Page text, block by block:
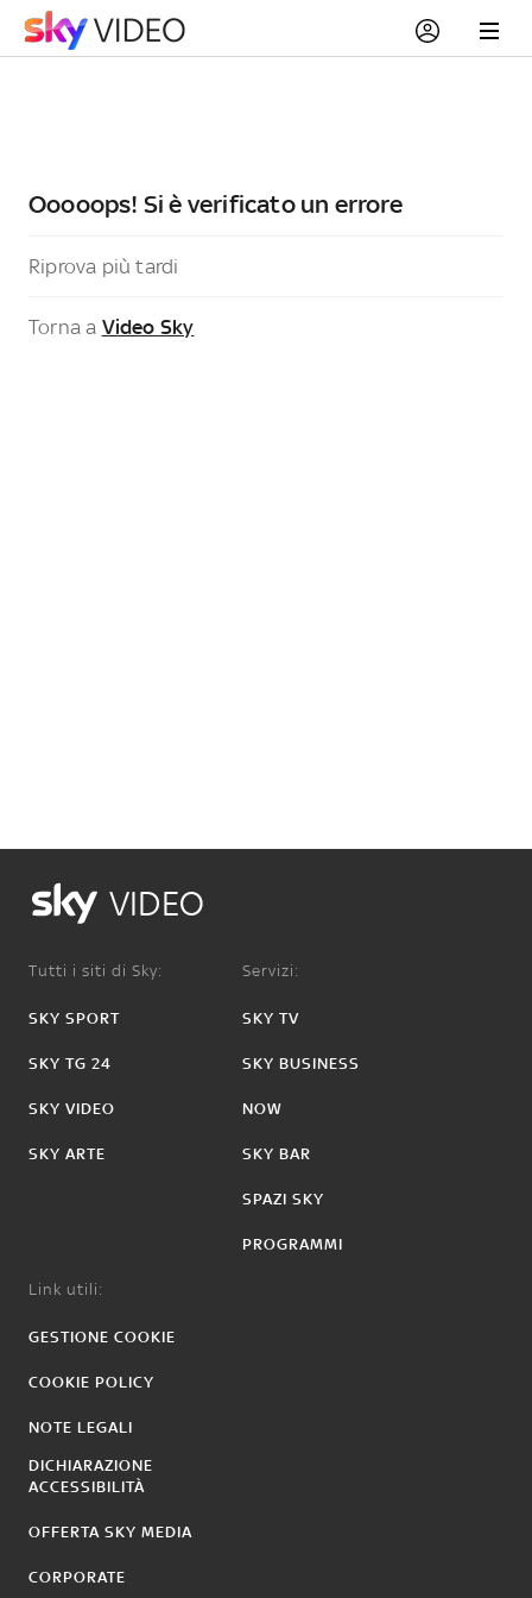
Ooooops! Si è verificato un errore
Riprova più tardi
Torna a Video Sky
VIDEO
Tutti i siti di Sky:
SKY SPORT
SKY TG 24
SKY VIDEO
SKY ARTE
Servizi:
SKY TV
SKY BUSINESS
NOW
SKY BAR
SPAZI SKY
PROGRAMMI
Link utili:
GESTIONE COOKIE
COOKIE POLICY
NOTE LEGALI
DICHIARAZIONE
ACCESSIBILITÀ
OFFERTA SKY MEDIA
CORPORATE